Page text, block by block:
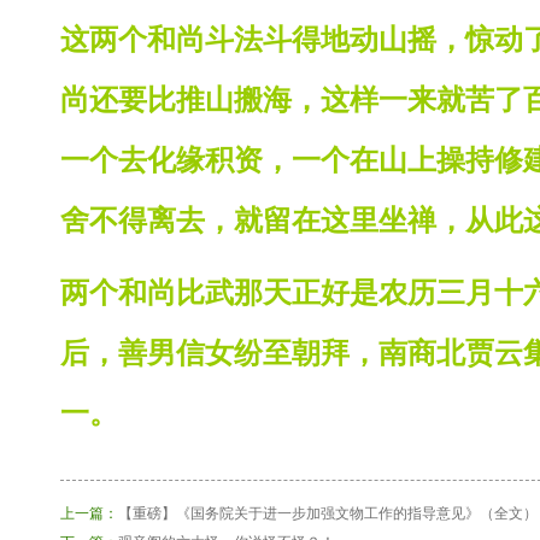
这两个和尚斗法斗得地动山摇，惊动
尚还要比推山搬海，这样一来就苦
一个去化缘积资，一个在山上操持
舍不得离去，就留在这里坐禅，从此
两个和尚比武那天正好是农历三月十
后，善男信女纷至朝拜，南商北贾
一。
上一篇：
【重磅】《国务院关于进一步加强文物工作的指导意见》（全文）